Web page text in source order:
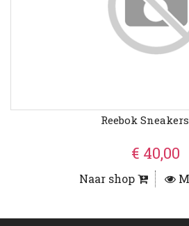
Reebok
€ 40,00
Naar shop